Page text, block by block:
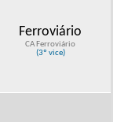
Ferroviário
CA Ferroviário
(3º vice)